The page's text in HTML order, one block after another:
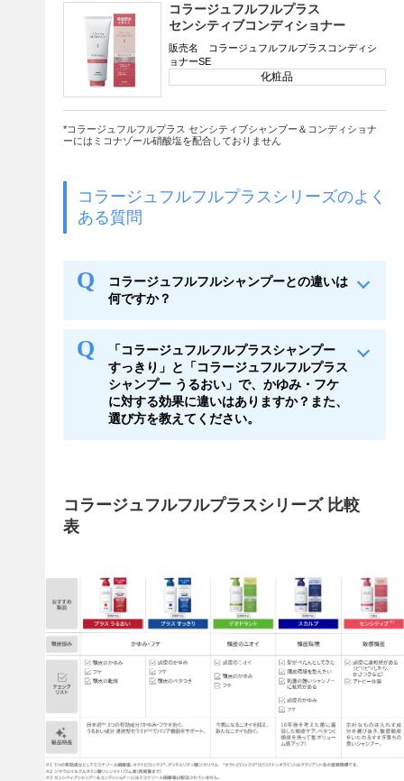
コラージュフルフルプラス
センシティブコンディショナー
販売名 コラージュフルフルプラスコンディシ
ョナーSE
化粧品
*コラージュフルフルプラス センシティブシャンプー＆コンディショナ
ーにはミコナゾール硝酸塩を配合しておりません
コラージュフルフルプラスシリーズのよく
ある質問
コラージュフルフルシャンプーとの違いは
何ですか？
「コラージュフルフルプラスシャンプー
すっきり」と「コラージュフルフルプラス
シャンプー うるおい」で、かゆみ・フケ
に対する効果に違いはありますか？また、
選び方を教えてください。
コラージュフルフルプラスシリーズ 比較
表